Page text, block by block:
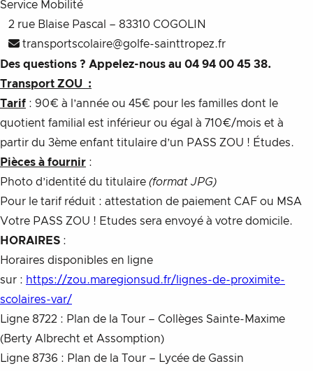
Service Mobilité
2 rue Blaise Pascal – 83310 COGOLIN
transportscolaire@golfe-sainttropez.fr
Des questions ? Appelez-nous au 04 94 00 45 38.
Transport ZOU :
Tarif : 90€ à l’année ou 45€ pour les familles dont le
quotient familial est inférieur ou égal à 710€/mois et à
partir du 3ème enfant titulaire d’un PASS ZOU ! Études.
Pièces à fournir :
Photo d’identité du titulaire (format JPG)
Pour le tarif réduit : attestation de paiement CAF ou MSA
Votre PASS ZOU ! Etudes sera envoyé à votre domicile.
HORAIRES :
Horaires disponibles en ligne
sur : https://zou.maregionsud.fr/lignes-de-proximite-
scolaires-var/
Ligne 8722 : Plan de la Tour – Collèges Sainte-Maxime
(Berty Albrecht et Assomption)
Ligne 8736 : Plan de la Tour – Lycée de Gassin